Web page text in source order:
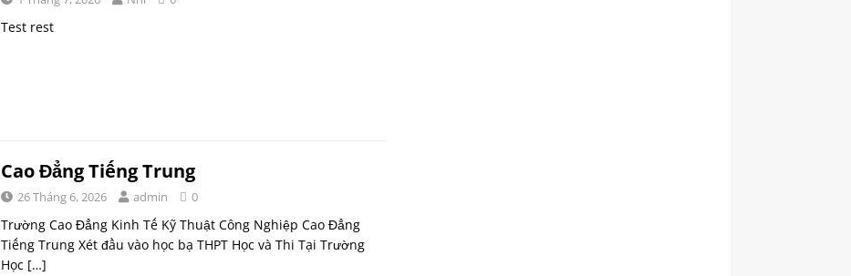
Test rest
Cao Đẳng Tiếng Trung
26 Tháng 6, 2026 admin 0
Trường Cao Đẳng Kinh Tế Kỹ Thuật Công Nghiệp Cao Đẳng
Tiếng Trung Xét đầu vào học bạ THPT Học và Thi Tại Trường
Học […]